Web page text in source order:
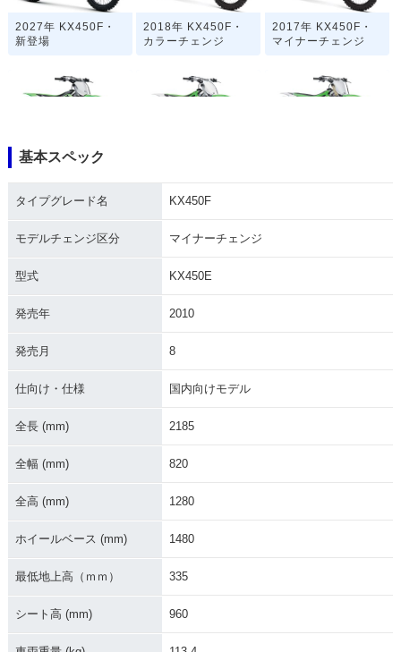
2027年 KX450F・
新登場
2018年 KX450F・
カラーチェンジ
2017年 KX450F・
マイナーチェンジ
マイナーチェンジ
マイナーチェンジ
マイナーチェンジ
基本スペック
タイプグレード名 KX450F
モデルチェンジ区分 マイナーチェンジ
型式 KX450E
発売年 2010
発売月 8
仕向け・仕様 国内向けモデル
全長 (mm) 2185
全幅 (mm) 820
全高 (mm) 1280
ホイールベース (mm) 1480
最低地上高（ｍｍ） 335
シート高 (mm) 960